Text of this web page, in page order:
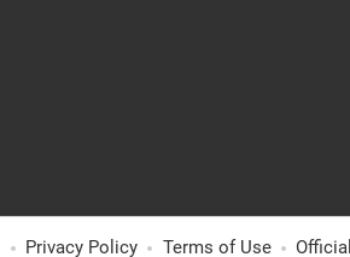
Privacy Policy Terms of Use